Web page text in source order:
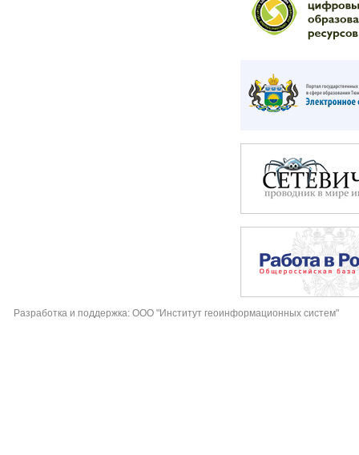
Разработка и поддержка: ООО "Институт геоинформационных систем"